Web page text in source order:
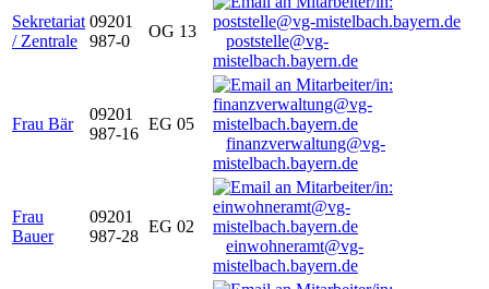
Sekretariat
/ Zentrale
09201
987-0
OG 13
poststelle@vg-
mistelbach.bayern.de
Frau Bär
09201
987-16
EG 05
finanzverwaltung@vg-
mistelbach.bayern.de
Frau
Bauer
09201
987-28
EG 02
einwohneramt@vg-
mistelbach.bayern.de